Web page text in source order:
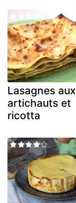
Lasagnes aux
artichauts et
ricotta